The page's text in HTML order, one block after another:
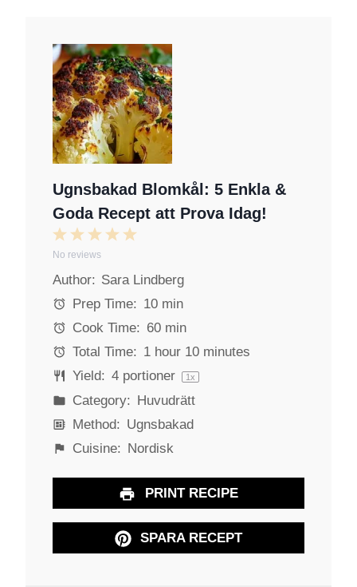
Ugnsbakad Blomkål: 5 Enkla &
Goda Recept att Prova Idag!
5
t
r
4
t
a
r
s
3
t
a
r
s
2
S
t
a
r
s
1
S
t
a
No reviews
Author: Sara Lindberg
Prep Time: 10 min
Cook Time: 60 min
Total Time: 1 hour 10 minutes
Yield: 4portioner 1x
Category: Huvudrätt
Method: Ugnsbakad
Cuisine: Nordisk
PRINT RECIPE
SPARA RECEPT